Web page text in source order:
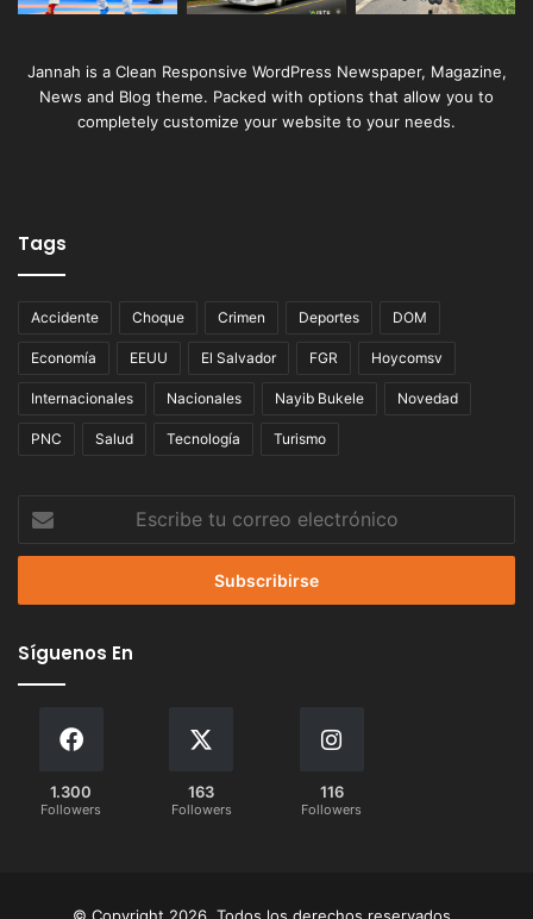
Jannah is a Clean Responsive WordPress Newspaper, Magazine,
News and Blog theme. Packed with options that allow you to
completely customize your website to your needs.
Tags
Accidente Choque Crimen Deportes DOM
Economía EEUU El Salvador FGR Hoycomsv
Internacionales Nacionales Nayib Bukele Novedad
PNC Salud Tecnología Turismo
correo
Síguenos En
1.300
Followers
163
Followers
116
Followers